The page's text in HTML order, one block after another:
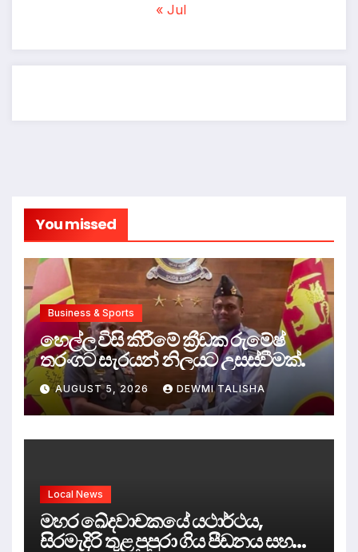
« Jul
You missed
Business & Sports
හෙල්ල විසි කිරීමේ ක්‍රීඩක රුමේෂ්
තරංගට සැරයන් නිලයට උසස්වීමක්.
AUGUST 5, 2026 DEWMI TALISHA
Local News
මහර ඛේදවාචකයේ යථාර්ථය,
සිරමැදිරි තුළ පුපුරා ගිය පීඩනය සහ